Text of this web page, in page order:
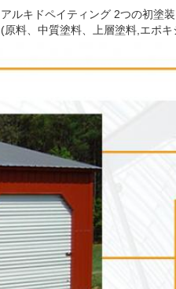
アルキドペイティング 2つの初塗
(原料、中質塗料、上層塗料,エポ